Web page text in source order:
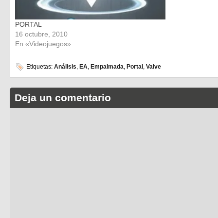
PORTAL
16 octubre, 2010
En «Videojuegos»
Etiquetas: Análisis, EA, Empalmada, Portal , Valve
Deja un comentario